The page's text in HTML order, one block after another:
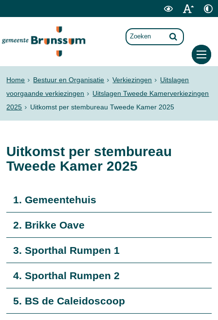
Home Bestuur en Organisatie Verkiezingen
Uitslagen
voorgaande verkiezingen
Uitslagen Tweede Kamerverkiezingen
2025
Uitkomst per stembureau Tweede Kamer 2025
Uitkomst per stembureau
Tweede Kamer 2025
1. Gemeentehuis
2. Brikke Oave
3. Sporthal Rumpen 1
4. Sporthal Rumpen 2
5. BS de Caleidoscoop